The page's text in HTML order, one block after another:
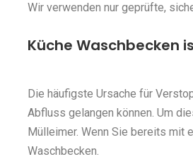
Wir verwenden nur geprüfte,
Küche Waschbecken
Die häufigste Ursache für
Abfluss gelangen können. Um
Mülleimer. Wenn Sie bereits mit
Waschbecken.